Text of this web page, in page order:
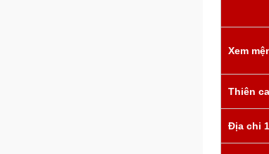
Xem
Thiên
Địa chi